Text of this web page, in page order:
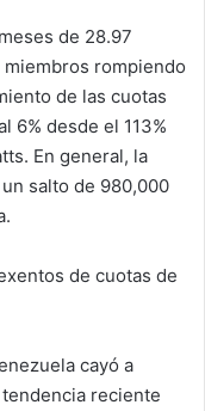
de 28.97
rompiendo
de las cuotas
6% desde el 113%
En general, la
salto de 980,000
de cuotas de
cayó a
reciente